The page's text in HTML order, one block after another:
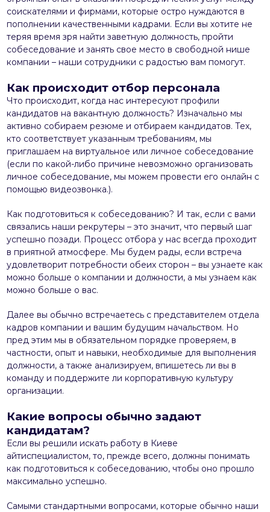
соискателями и фирмами, которые остро нуждаются в
пополнении качественными кадрами. Если вы хотите не
теряя время зря найти заветную должность, пройти
собеседование и занять свое место в свободной нише
компании – наши сотрудники с радостью вам помогут.
Как происходит отбор персонала
Что происходит, когда нас интересуют профили
кандидатов на вакантную должность? Изначально мы
активно собираем резюме и отбираем кандидатов. Тех,
кто соответствует указанным требованиям, мы
приглашаем на виртуальное или личное собеседование
(если по какой-либо причине невозможно организовать
личное собеседование, мы можем провести его онлайн с
помощью видеозвонка.).
Как подготовиться к собеседованию? И так, если с вами
связались наши рекрутеры – это значит, что первый шаг
успешно позади. Процесс отбора у нас всегда проходит
в приятной атмосфере. Мы будем рады, если встреча
удовлетворит потребности обеих сторон – вы узнаете как
можно больше о компании и должности, а мы узнаем как
можно больше о вас.
Далее вы обычно встречаетесь с представителем отдела
кадров компании и вашим будущим начальством. Но
пред этим мы в обязательном порядке проверяем, в
частности, опыт и навыки, необходимые для выполнения
должности, а также анализируем, впишетесь ли вы в
команду и поддержите ли корпоративную культуру
организации.
Какие вопросы обычно задают
кандидатам?
Если вы решили искать работу в Киеве
айтиспециалистом, то, прежде всего, должны понимать
как подготовиться к собеседованию, чтобы оно прошло
максимально успешно.
Самыми стандартными вопросами, которые обычно наши